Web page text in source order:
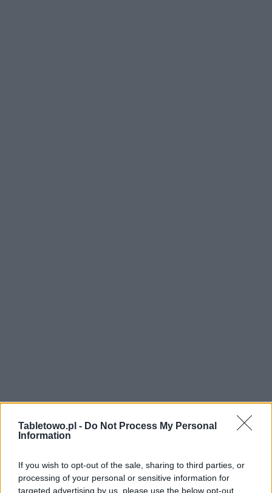
Tabletowo.pl - Do Not Process My Personal
Information
If you wish to opt-out of the sale, sharing to third parties, or
processing of your personal or sensitive information for
targeted advertising by us, please use the below opt-out